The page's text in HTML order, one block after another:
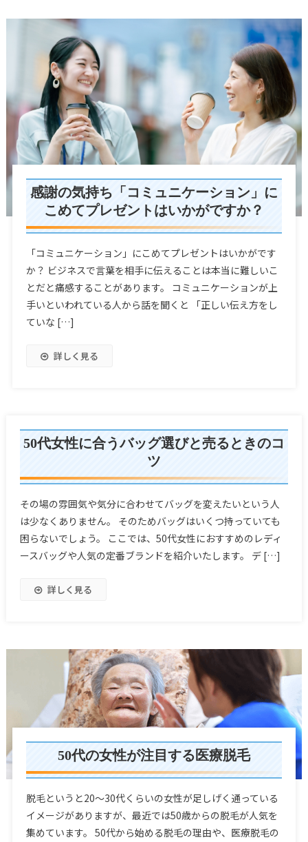
感謝の気持ち「コミュニケーション」に
こめてプレゼントはいかがですか？
「コミュニケーション」にこめてプレゼントはいかがです
か？ ビジネスで言葉を相手に伝えることは本当に難しいこ
とだと痛感することがあります。 コミュニケーションが上
手いといわれている人から話を聞くと 「正しい伝え方をし
ていな […]
詳しく見る
50代女性に合うバッグ選びと売るときのコ
ツ
その場の雰囲気や気分に合わせてバッグを変えたいという人
は少なくありません。 そのためバッグはいくつ持っていても
困らないでしょう。 ここでは、50代女性におすすめのレディ
ースバッグや人気の定番ブランドを紹介いたします。 デ […]
詳しく見る
50代の女性が注目する医療脱毛
脱毛というと20～30代くらいの女性が足しげく通っている
イメージがありますが、最近では50歳からの脱毛が人気を
集めています。 50代から始める脱毛の理由や、医療脱毛の